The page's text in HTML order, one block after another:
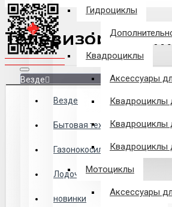
Везде
Везде
Бытовая техника
Газонокосилки
Лодочные Моторы
новинки
Филиалы
Закладки
Гидроциклы
Квадроциклы
Аксессуары
Квадроциклы
Квадроциклы
Квадроциклы
Мотоциклы
Аксессуары
Телевизор